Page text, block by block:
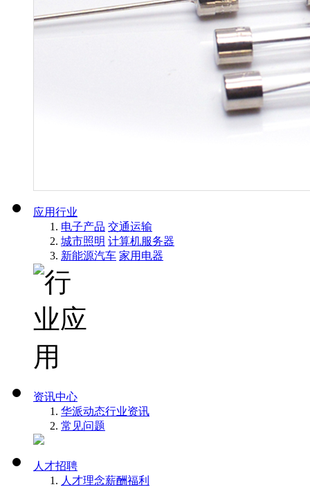
应用行业
电子产品 交通运输
城市照明 计算机服务器
新能源汽车 家用电器
资讯中心
华派动态行业资讯
常见问题
人才招聘
人才理念薪酬福利